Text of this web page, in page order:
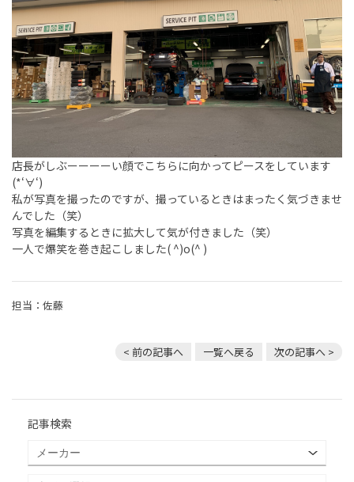
店長がしぶーーーーい顔でこちらに向かってピースをしています
(*‘∀‘)
私が写真を撮ったのですが、撮っているときはまったく気づきませ
んでした（笑）
写真を編集するときに拡大して気が付きました（笑）
一人で爆笑を巻き起こしました( ^)o(^ )
担当：佐藤
< 前の記事へ 一覧へ戻る 次の記事へ >
記事検索